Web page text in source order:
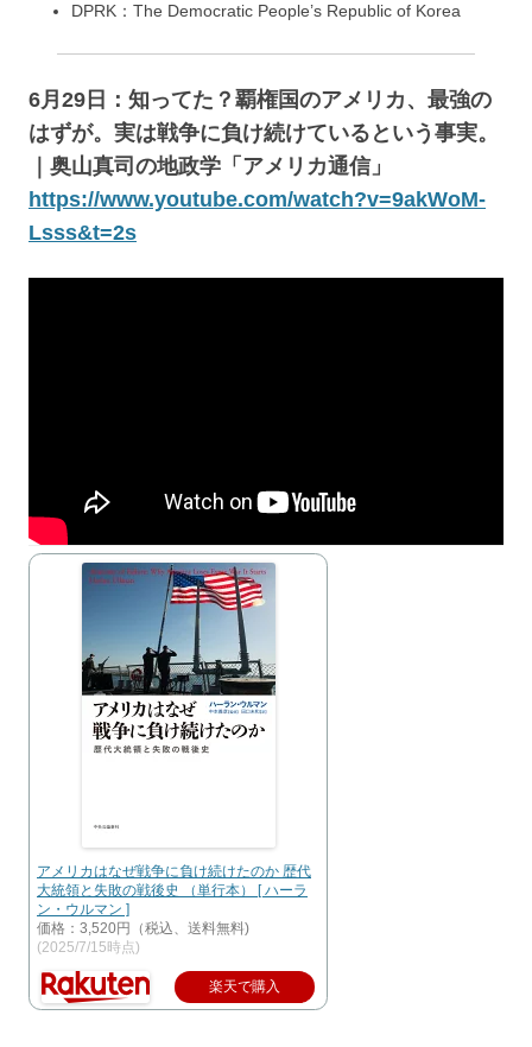
DPRK：The Democratic People’s Republic of Korea
6月29日：知ってた？覇権国のアメリカ、最強の
はずが。実は戦争に負け続けているという事実。
｜奥山真司の地政学「アメリカ通信」
https://www.youtube.com/watch?v=9akWoM-
Lsss&t=2s
アメリカはなぜ戦争に負け続けたのか 歴代
大統領と失敗の戦後史 （単行本） [ ハーラ
ン・ウルマン ]
価格：3,520円（税込、送料無料)
(2025/7/15時点)
楽天で購入